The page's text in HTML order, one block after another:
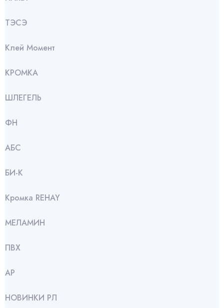
ТЭСЭ
Клей Момент
КРОМКА
ШЛЕГЕЛЬ
ФН
АБС
БИ-К
Кромка REHAY
МЕЛАМИН
ПВХ
АР
НОВИНКИ РЛ